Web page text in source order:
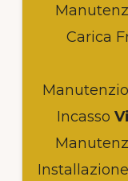
Carica
Incasso
Installazione